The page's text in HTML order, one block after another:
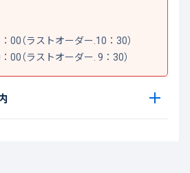
（ラストオーダー.10：30）
（ラストオーダー. 9：30）